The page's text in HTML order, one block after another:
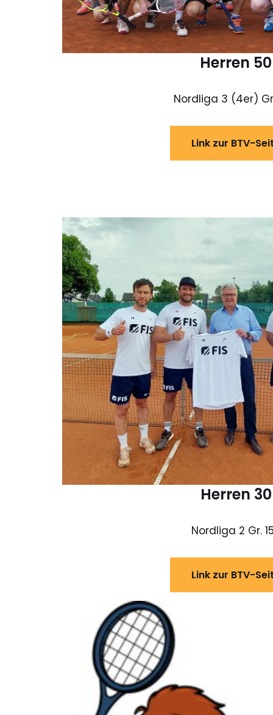
Herren 50
Nordliga 3 (4er)
Link zur BTV-
Herren 30
Nordliga 2 Gr.
Link zur BTV-